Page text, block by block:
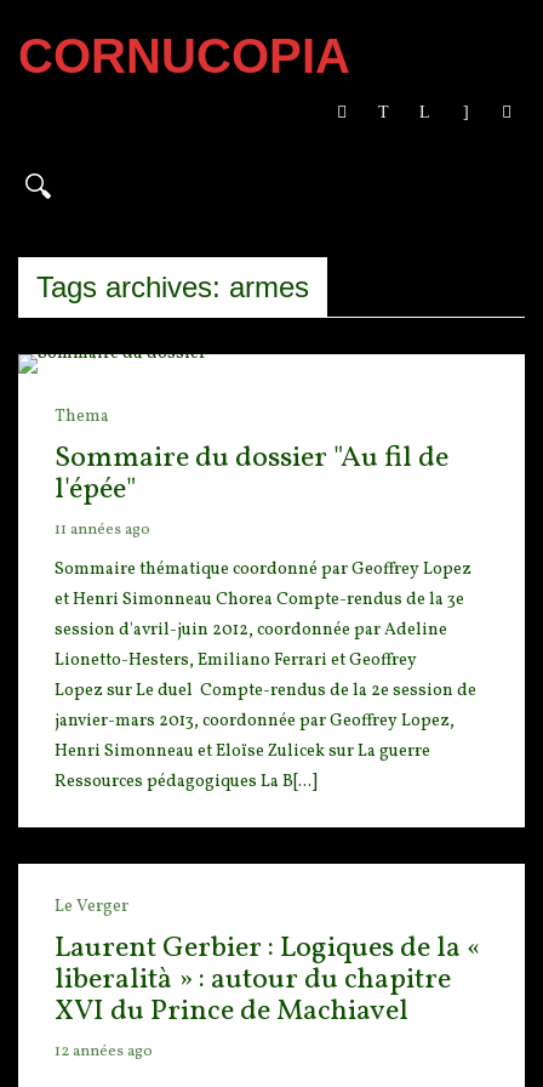
CORNUCOPIA
Tags archives: armes
Thema
Sommaire du dossier "Au fil de
l'épée"
11 années ago
Sommaire thématique coordonné par Geoffrey Lopez
et Henri Simonneau Chorea Compte-rendus de la 3e
session d'avril-juin 2012, coordonnée par Adeline
Lionetto-Hesters, Emiliano Ferrari et Geoffrey
Lopez sur Le duel Compte-rendus de la 2e session de
janvier-mars 2013, coordonnée par Geoffrey Lopez,
Henri Simonneau et Eloïse Zulicek sur La guerre
Ressources pédagogiques La B[...]
Le Verger
Laurent Gerbier : Logiques de la «
liberalità » : autour du chapitre
XVI du Prince de Machiavel
12 années ago